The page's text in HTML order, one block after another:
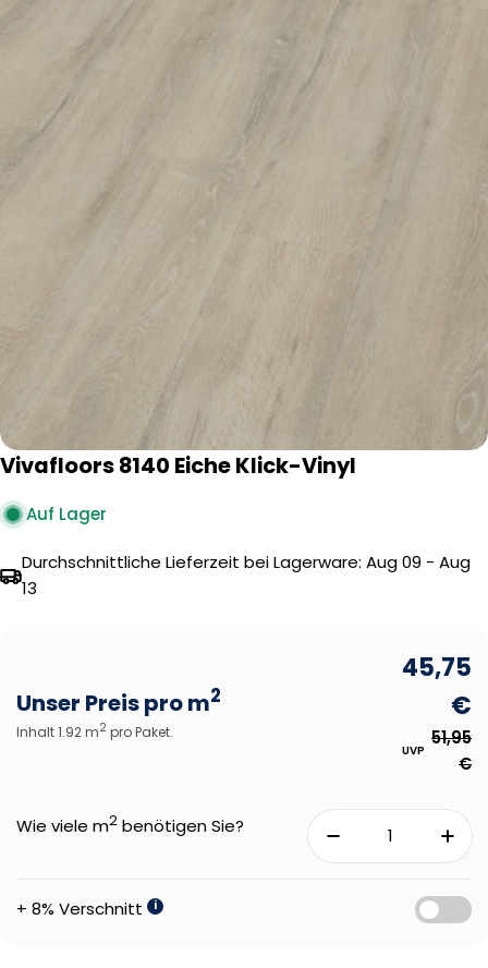
Sie das Medium 0 im Modalformat
Vivafloors 8140 Eiche Klick-Vinyl
Auf Lager
Durchschnittliche Lieferzeit bei Lagerware: Aug 09 - Aug
13
Unser Preis pro m2
Inhalt 1.92 m2 pro Paket.
45,75
€
UVP
51,95
€
Wie viele m2 benötigen Sie?
+ 8% Verschnitt i